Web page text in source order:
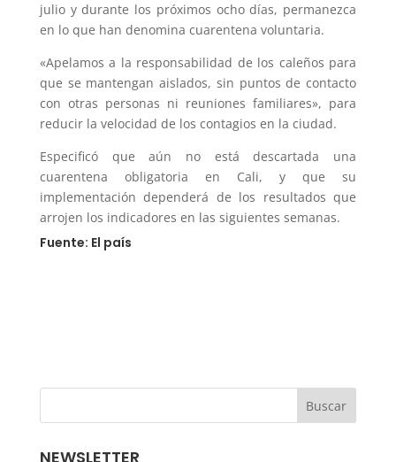
julio y durante los próximos ocho días, permanezca
en lo que han denomina cuarentena voluntaria.
«Apelamos a la responsabilidad de los caleños para
que se mantengan aislados, sin puntos de contacto
con otras personas ni reuniones familiares», para
reducir la velocidad de los contagios en la ciudad.
Especificó que aún no está descartada una
cuarentena obligatoria en Cali, y que su
implementación dependerá de los resultados que
arrojen los indicadores en las siguientes semanas.
Fuente: El país
NEWSLETTER